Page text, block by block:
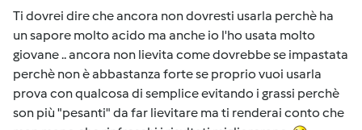
Ti dovrei dire che ancora non dovresti usarla perchè ha
un sapore molto acido ma anche io l'ho usata molto
giovane .. ancora non lievita come dovrebbe se impastata
perchè non è abbastanza forte se proprio vuoi usarla
prova con qualcosa di semplice evitando i grassi perchè
son più "pesanti" da far lievitare ma ti renderai conto che